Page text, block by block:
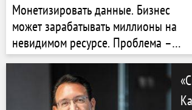
Монетизировать данные. Бизнес
может зарабатывать миллионы на
невидимом ресурсе. Проблема –
несформированный рынок данных.
Практический чек-лист от Алексея
Выгодского из MODUS X